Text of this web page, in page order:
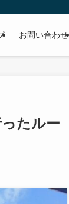
お問い合わせ
たルー